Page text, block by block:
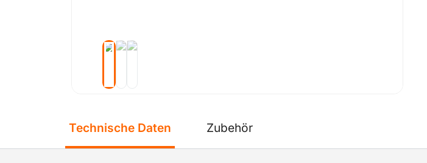
Technische Daten Zubehör